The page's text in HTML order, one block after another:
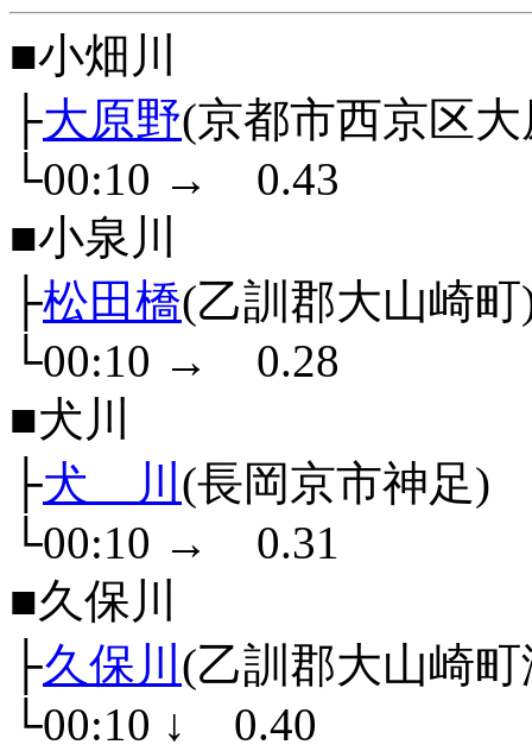
■小畑川
├大原野(京都市西京区
└00:10 →
0.43
■小泉川
├松田橋(乙訓郡大山崎町
└00:10 →
0.28
■犬川
├犬 川 (長岡京市神足)
└00:10 →
0.31
■久保川
├久保川 (乙訓郡大山崎
└00:10 ↓
0.40